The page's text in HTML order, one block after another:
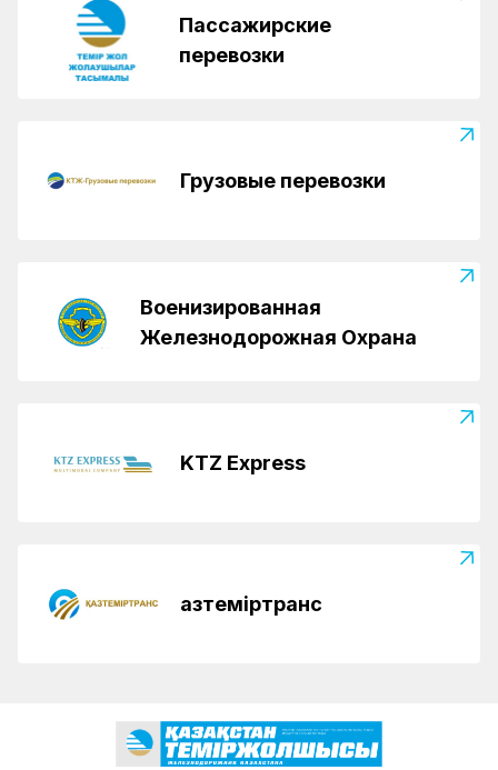
Пассажирские
перевозки
Грузовые перевозки
Военизированная
Железнодорожная Охрана
KTZ Express
Қазтеміртранс